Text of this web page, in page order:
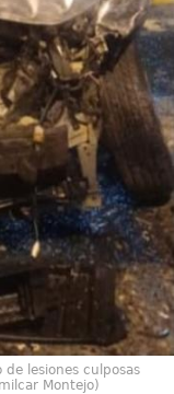
lesiones culposas
Montejo)